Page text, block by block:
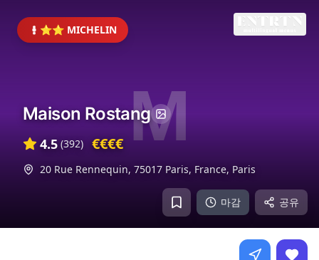
M
⭐⭐ MICHELIN
마감 공유
Maison Rostang
4.5 (392) €€€€
20 Rue Rennequin, 75017 Paris, France, Paris